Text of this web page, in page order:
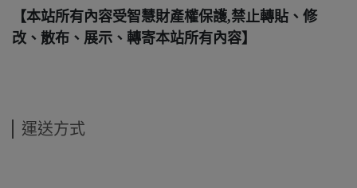
【本站所有內容受智慧財產權保護,禁止轉貼、修
改、散布、展示、轉寄本站所有內容】
運送方式